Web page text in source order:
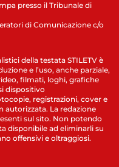
presso il Tribunale di
di Comunicazione c/o
della testata STILETV è
e l’uso, anche parziale,
filmati, loghi, grafiche
dispositivo
registrazioni, cover e
autorizzata. La redazione
sul sito. Non potendo
disponibile ad eliminarli su
offensivi e oltraggiosi.